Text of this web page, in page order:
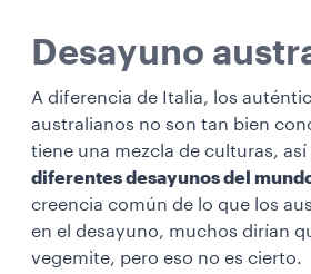
Desayuno
A diferencia de Italia, los
australianos no son tan bien
tiene una mezcla de culturas,
diferentes desayunos del
creencia común de lo que los
en el desayuno, muchos dirían
vegemite, pero eso no es cierto.